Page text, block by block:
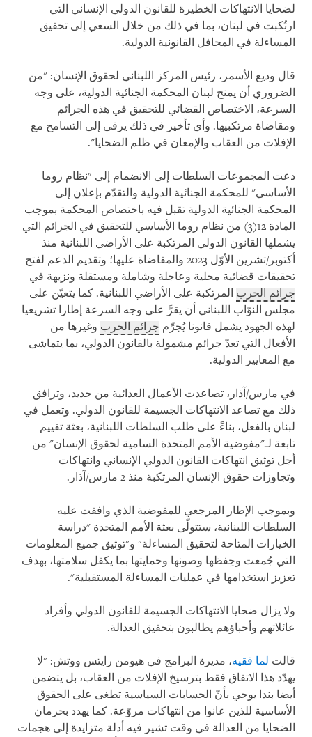
لضحايا الانتهاكات الخطيرة للقانون الدولي الإنساني التي
ارتُكبت في لبنان، بما في ذلك من خلال السعي إلى تحقيق
المساءلة في المحافل القانونية الدولية.
قال وديع الأسمر، رئيس المركز اللبناني لحقوق الإنسان: "من
الضروري أن يمنح لبنان المحكمة الجنائية الدولية، على وجه
السرعة، الاختصاص القضائي للتحقيق في هذه الجرائم
ومقاضاة مرتكبيها. وأي تأخير في ذلك يرقى إلى التسامح مع
الإفلات من العقاب والإمعان في ظلم الضحايا".
دعت المجموعات السلطات إلى الانضمام إلى "نظام روما
الأساسي" للمحكمة الجنائية الدولية والتقدّم بإعلان إلى
المحكمة الجنائية الدولية تقبل فيه باختصاص المحكمة بموجب
المادة 12(3) من نظام روما الأساسي للتحقيق في الجرائم التي
يشملها القانون الدولي المرتكبة على الأراضي اللبنانية منذ
أكتوبر/تشرين الأوّل 2023 والمقاضاة عليها؛ وتقديم الدعم لفتح
تحقيقات قضائية محلية وعاجلة وشاملة ومستقلة ونزيهة في
جرائم الحرب المرتكبة على الأراضي اللبنانية. كما يتعيّن على
مجلس النوّاب اللبناني أن يقرَّ على وجه السرعة إطارا تشريعيا
لهذه الجهود يشمل قانونا يُجرِّم جرائم الحرب وغيرها من
الأفعال التي تعدّ جرائم مشمولة بالقانون الدولي، بما يتماشى
مع المعايير الدولية.
في مارس/آذار، تصاعدت الأعمال العدائية من جديد، وترافق
ذلك مع تصاعد الانتهاكات الجسيمة للقانون الدولي. وتعمل في
لبنان بالفعل، بناءً على طلب السلطات اللبنانية، بعثة تقييم
تابعة لـ"مفوضية الأمم المتحدة السامية لحقوق الإنسان" من
أجل توثيق انتهاكات القانون الدولي الإنساني وانتهاكات
وتجاوزات حقوق الإنسان المرتكبة منذ 2 مارس/آذار.
وبموجب الإطار المرجعي للمفوضية الذي وافقت عليه
السلطات اللبنانية، ستتولّى بعثة الأمم المتحدة "دراسة
الخيارات المتاحة لتحقيق المساءلة" و"توثيق جميع المعلومات
التي جُمعت وحِفظها وصونها وحمايتها بما يكفل سلامتها، بهدف
تعزيز استخدامها في عمليات المساءلة المستقبلية".
ولا يزال ضحايا الانتهاكات الجسيمة للقانون الدولي وأفراد
عائلاتهم وأحباؤهم يطالبون بتحقيق العدالة.
قالت لما فقيه، مديرة البرامج في هيومن رايتس ووتش: "لا
يهدّد هذا الاتفاق فقط بترسيخ الإفلات من العقاب، بل يتضمن
أيضا بندا يوحي بأنّ الحسابات السياسية تطغى على الحقوق
الأساسية للذين عانوا من انتهاكات مروّعة. كما يهدد بحرمان
الضحايا من العدالة في وقت تشير فيه أدلة متزايدة إلى هجمات